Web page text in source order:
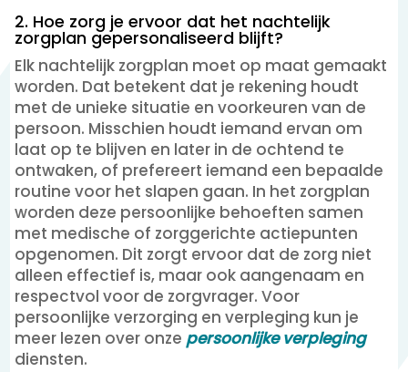
2. Hoe zorg je ervoor dat het nachtelijk
zorgplan gepersonaliseerd blijft?
Elk nachtelijk zorgplan moet op maat gemaakt
worden. Dat betekent dat je rekening houdt
met de unieke situatie en voorkeuren van de
persoon. Misschien houdt iemand ervan om
laat op te blijven en later in de ochtend te
ontwaken, of prefereert iemand een bepaalde
routine voor het slapen gaan. In het zorgplan
worden deze persoonlijke behoeften samen
met medische of zorggerichte actiepunten
opgenomen. Dit zorgt ervoor dat de zorg niet
alleen effectief is, maar ook aangenaam en
respectvol voor de zorgvrager. Voor
persoonlijke verzorging en verpleging kun je
meer lezen over onze persoonlijke verpleging
diensten.